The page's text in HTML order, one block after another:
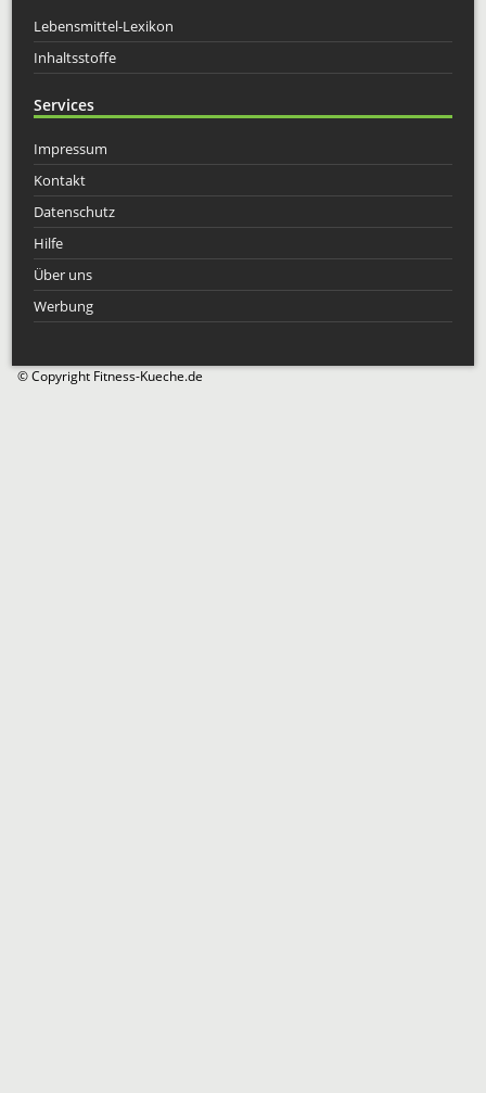
Lebensmittel-Lexikon
Inhaltsstoffe
Services
Impressum
Kontakt
Datenschutz
Hilfe
Über uns
Werbung
© Copyright Fitness-Kueche.de